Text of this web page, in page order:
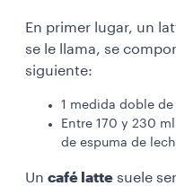
En primer lugar, un
se le llama, se
siguiente:
1 medida doble
Entre 170 y 230
de espuma de
Un café latte suele